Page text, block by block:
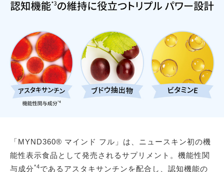
「MYND360® マインド フル」は、ニュースキン初の機
能性表示食品として発売されるサプリメント。機能性関
与成分*4であるアスタキサンチンを配合し、認知機能の